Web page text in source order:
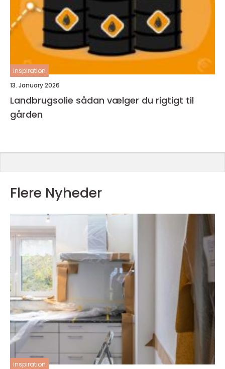
inspiration
13. January 2026
Landbrugsolie sådan vælger du rigtigt til
gården
Flere Nyheder
inspiration